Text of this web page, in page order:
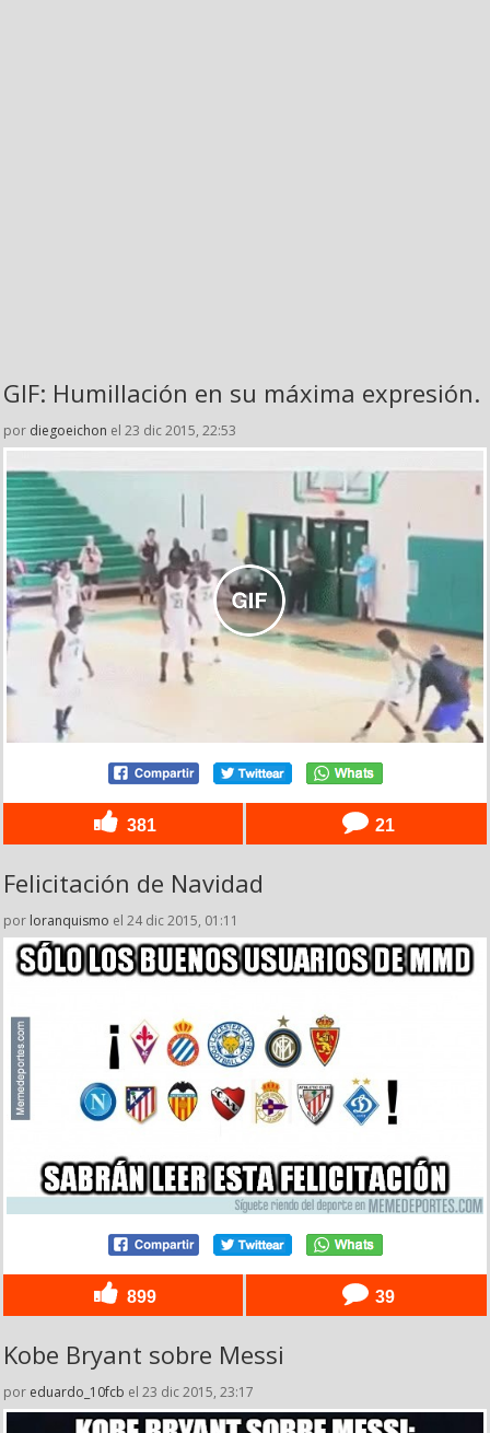
GIF: Humillación en su máxima expresión.
por diegoeichon el 23 dic 2015, 22:53
381 21
Felicitación de Navidad
por loranquismo el 24 dic 2015, 01:11
899 39
Kobe Bryant sobre Messi
por eduardo_10fcb el 23 dic 2015, 23:17